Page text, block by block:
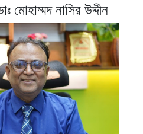
মোহাম্মদ নাসির উদ্দীন